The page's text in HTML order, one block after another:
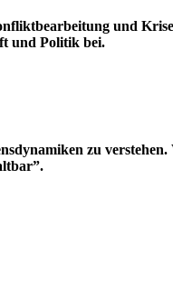
und
und Politik bei.
zu